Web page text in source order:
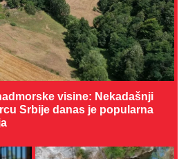
visine: Nekadašnji
Srbije danas je popularna